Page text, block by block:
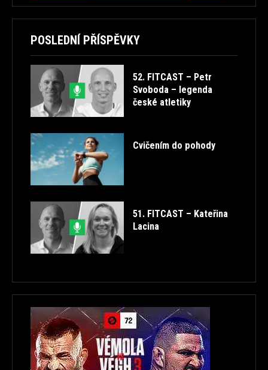
POSLEDNÍ PŘÍSPĚVKY
52. FITCAST – Petr
Svoboda – legenda
české atletiky
Cvičením do pohody
51. FITCAST – Kateřina
Lacina